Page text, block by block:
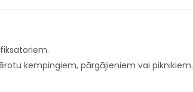
kempingiem, pārgājieniem vai piknikiem.